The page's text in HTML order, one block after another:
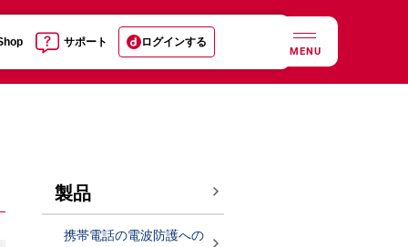
サポート ログインする
MENU
製品
携帯電話の電波防護への